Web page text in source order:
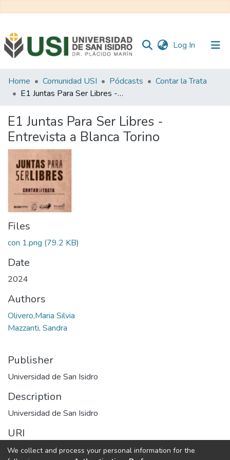
Log In (current)
Communities
&
All of RI USI
Statistics
Home Comunidad USI Pódcasts
Contar la Trata
E1 Juntas Para Ser Libres - Entrevista a Blanca Torino
E1 Juntas Para Ser Libres -
Entrevista a Blanca Torino
Files
con 1.png (79.2 KB)
Date
2024
Authors
Olivero,Maria Silvia
Mazzanti, Sandra
Publisher
Universidad de San Isidro
Description
Universidad de San Isidro
URI
https://hdl.handle.net/20.500.14384/710
We collect and process your personal information for the